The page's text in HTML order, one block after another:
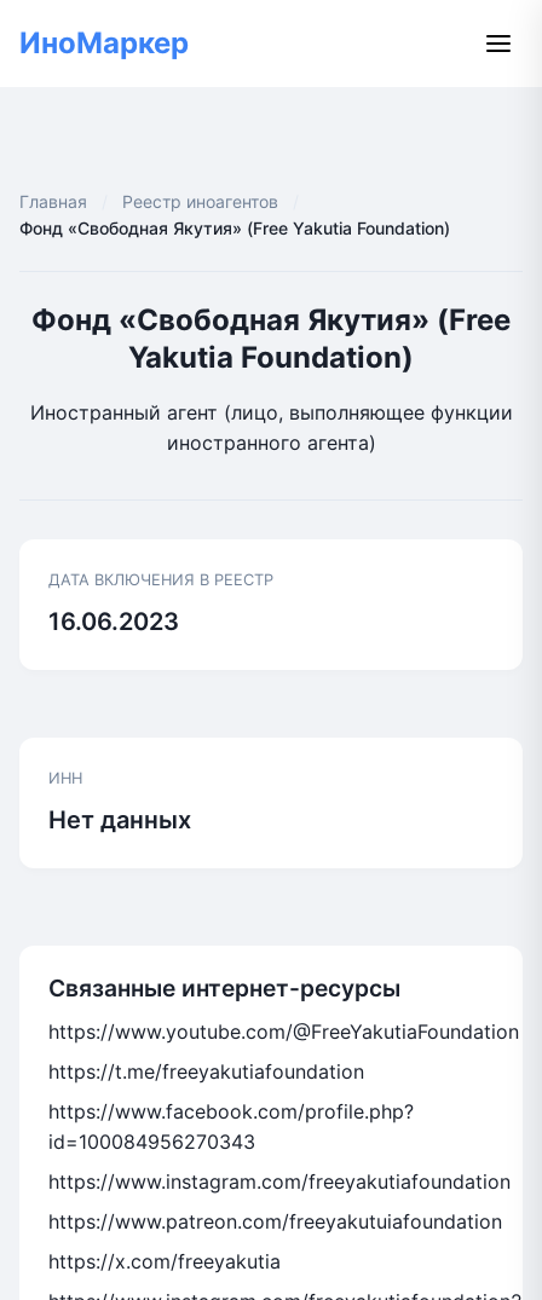
ИноМаркер
Главная
Реестр иноагентов
Фонд «Свободная Якутия» (Free Yakutia Foundation)
Фонд «Свободная Якутия» (Free
Yakutia Foundation)
Иностранный агент (лицо, выполняющее функции
иностранного агента)
ДАТА ВКЛЮЧЕНИЯ В РЕЕСТР
16.06.2023
ИНН
Нет данных
Связанные интернет-ресурсы
https://www.youtube.com/@FreeYakutiaFoundation
https://t.me/freeyakutiafoundation
https://www.facebook.com/profile.php?
id=100084956270343
https://www.instagram.com/freeyakutiafoundation
https://www.patreon.com/freeyakutuiafoundation
https://x.com/freeyakutia